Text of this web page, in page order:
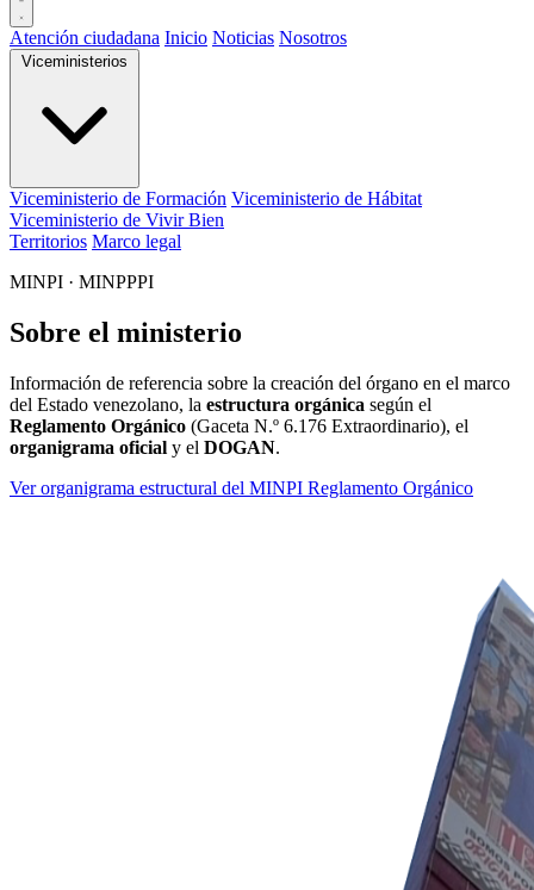
Atención ciudadana Inicio Noticias Nosotros
Viceministerios
Viceministerio de Formación Viceministerio de Hábitat
Viceministerio de Vivir Bien
Territorios Marco legal
MINPI · MINPPPI
Sobre el ministerio
Información de referencia sobre la creación del órgano en el marco
del Estado venezolano, la estructura orgánica según el
Reglamento Orgánico (Gaceta N.º 6.176 Extraordinario), el
organigrama oficial y el DOGAN.
Ver organigrama estructural del MINPI Reglamento Orgánico